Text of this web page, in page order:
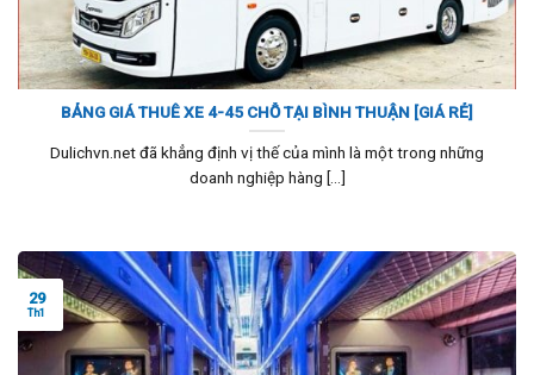
BẢNG GIÁ THUÊ XE 4-45 CHỖ TẠI BÌNH THUẬN [GIÁ RẺ]
Dulichvn.net đã khẳng định vị thế của mình là một trong những
doanh nghiệp hàng [...]
29
Th1